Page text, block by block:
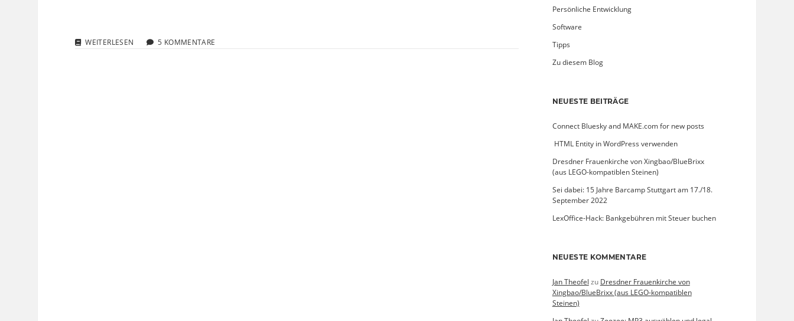
WEITERLESEN REIF-
5 KOMMENTARE
Persönliche Entwicklung
Software
Tipps
Zu diesem Blog
NEUESTE BEITRÄGE
Connect Bluesky and MAKE.com for new posts
­ HTML Entity in WordPress verwenden
Dresdner Frauenkirche von Xingbao/BlueBrixx
(aus LEGO-kompatiblen Steinen)
Sei dabei: 15 Jahre Barcamp Stuttgart am 17./18.
September 2022
LexOffice-Hack: Bankgebühren mit Steuer buchen
NEUESTE KOMMENTARE
Jan Theofel zu Dresdner Frauenkirche von
Xingbao/BlueBrixx (aus LEGO-kompatiblen
Steinen)